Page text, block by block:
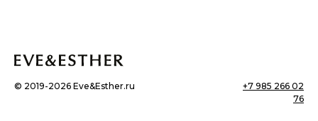
© 2019-2026 Eve&Esther.ru
+7 985 266 02
76